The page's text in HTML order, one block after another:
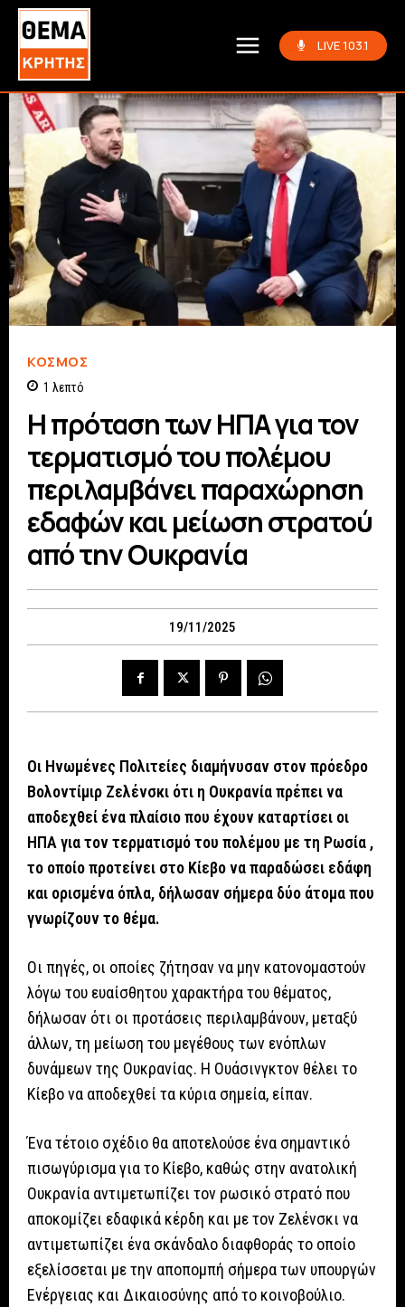
LIVE 103.1
ΚΌΣΜΟΣ
1 λεπτό
Η πρόταση των ΗΠΑ για τον
τερματισμό του πολέμου
περιλαμβάνει παραχώρηση
εδαφών και μείωση στρατού
από την Ουκρανία
19/11/2025
Οι Ηνωμένες Πολιτείες διαμήνυσαν στον πρόεδρο
Βολοντίμιρ Ζελένσκι ότι η Ουκρανία πρέπει να
αποδεχθεί ένα πλαίσιο που έχουν καταρτίσει οι
ΗΠΑ για τον τερματισμό του πολέμου με τη Ρωσία ,
το οποίο προτείνει στο Κίεβο να παραδώσει εδάφη
και ορισμένα όπλα, δήλωσαν σήμερα δύο άτομα που
γνωρίζουν το θέμα.
Οι πηγές, οι οποίες ζήτησαν να μην κατονομαστούν
λόγω του ευαίσθητου χαρακτήρα του θέματος,
δήλωσαν ότι οι προτάσεις περιλαμβάνουν, μεταξύ
άλλων, τη μείωση του μεγέθους των ενόπλων
δυνάμεων της Ουκρανίας. Η Ουάσινγκτον θέλει το
Κίεβο να αποδεχθεί τα κύρια σημεία, είπαν.
Ένα τέτοιο σχέδιο θα αποτελούσε ένα σημαντικό
πισωγύρισμα για το Κίεβο, καθώς στην ανατολική
Ουκρανία αντιμετωπίζει τον ρωσικό στρατό που
αποκομίζει εδαφικά κέρδη και με τον Ζελένσκι να
αντιμετωπίζει ένα σκάνδαλο διαφθοράς το οποίο
εξελίσσεται με την αποπομπή σήμερα των υπουργών
Ενέργειας και Δικαιοσύνης από το κοινοβούλιο.